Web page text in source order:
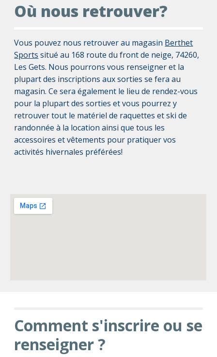
Où nous retrouver?
Vous pouvez nous retrouver au magasin Berthet
Sports situé au 168 route du front de neige, 74260,
Les Gets. Nous pourrons vous renseigner et la
plupart des inscriptions aux sorties se fera au
magasin. Ce sera également le lieu de rendez-vous
pour la plupart des sorties et vous pourrez y
retrouver tout le matériel de raquettes et ski de
randonnée à la location ainsi que tous les
accessoires et vêtements pour pratiquer vos
activités hivernales préférées!
Comment s'inscrire ou se
renseigner ?